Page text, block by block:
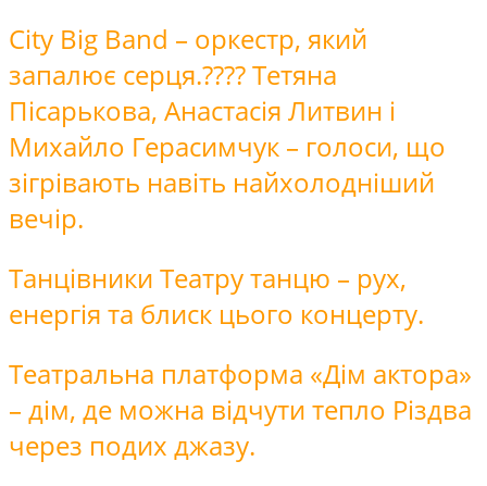
City Big Band – оркестр, який
запалює серця.???? Тетяна
Пісарькова, Анастасія Литвин і
Михайло Герасимчук – голоси, що
зігрівають навіть найхолодніший
вечір.
Танцівники Театру танцю – рух,
енергія та блиск цього концерту.
Театральна платформа «Дім актора»
– дім, де можна відчути тепло Різдва
через подих джазу.